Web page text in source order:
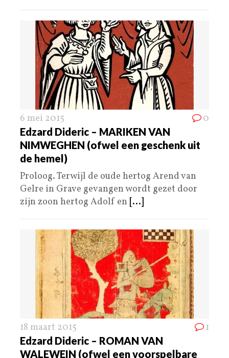
6 mei 2015 0
Edzard Dideric – MARIKEN VAN
NIMWEGHEN (ofwel een geschenk uit
de hemel)
Proloog. Terwijl de oude hertog Arend van
Gelre in Grave gevangen wordt gezet door
zijn zoon hertog Adolf en [...]
18 maart 2015 1
Edzard Dideric – ROMAN VAN
WALEWEIN (ofwel een voorspelbare